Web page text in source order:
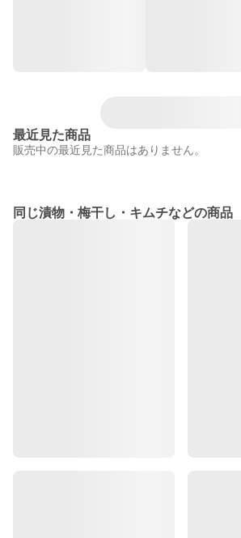
最近見た商品
販売中の最近見た商品はありません。
同じ漬物・梅干し・キムチなどの商品